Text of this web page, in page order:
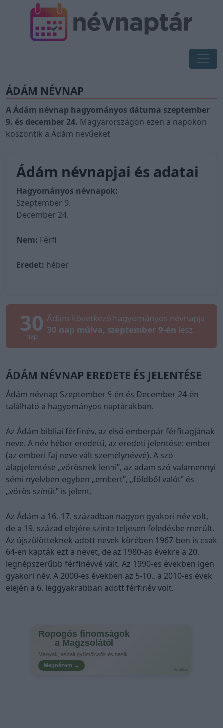
ÁDÁM NÉVNAP
A Ádám névnap hagyományos dátuma szeptember
9. és december 24. Magyarországon ezen a napokon
köszöntik a Ádám nevűeket.
Ádám névnapjai és adatai
Hagyományos névnapok:
Szeptember 9.
December 24.
Nem: Férfi
Eredet: héber
30
nap
Ádám következő hagyományos névnapja
30 nap múlva, szeptember 9-én lesz.
ÁDÁM NÉVNAP EREDETE ÉS JELENTÉSE
Ádám névnap Szeptember 9-én és December 24-én
található a hagyományos naptárakban.
Az Ádám bibliai férfinév, az első emberpár férfitagjának
neve. A név héber eredetű, az eredeti jelentése: ember
(az emberi faj neve vált személynévvé). A szó
alapjelentése „vörösnek lenni”, az adam szó valamennyi
sémi nyelvben egyben „embert”, „földből valót” és
„vörös színűt” is jelent.
Az Ádám a 16.-17. században nagyon gyakori név volt,
de a 19. század elejére szinte teljesen feledésbe merült.
Az újszülötteknek adott nevek körében 1967-ben is csak
64-en kapták ezt a nevet, de az 1980-as évekre a 20.
legnépszerűbb férfinévvé vált. Az 1990-es években igen
gyakori név. A 2000-es években az 5-10., a 2010-es évek
elején a 6. leggyakrabban adott férfinév volt.
Ropogós finomságok
a Magzsolától
Magvak, aszalt gyümölcsök és nasik
Megnézem →